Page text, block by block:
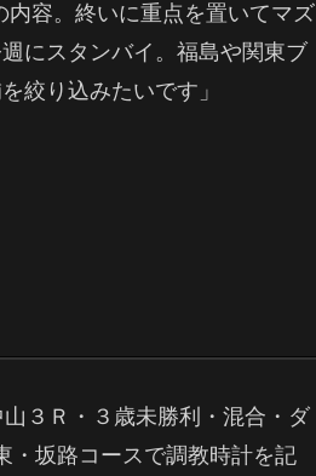
容。終いに重点を置いてマズ
にスタンバイ。福島や関東ブ
絞り込みたいです」
３Ｒ・３歳未勝利・混合・ダ
・坂路コースで調教時計を記